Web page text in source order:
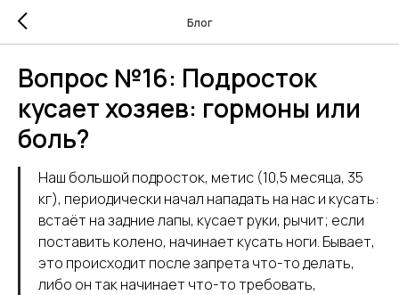
Блог
Вопрос №16: Подросток
кусает хозяев: гормоны или
боль?
Наш большой подросток, метис (10,5 месяца, 35
кг), периодически начал нападать на нас и кусать:
встаёт на задние лапы, кусает руки, рычит; если
поставить колено, начинает кусать ноги. Бывает,
это происходит после запрета что-то делать,
либо он так начинает что-то требовать,